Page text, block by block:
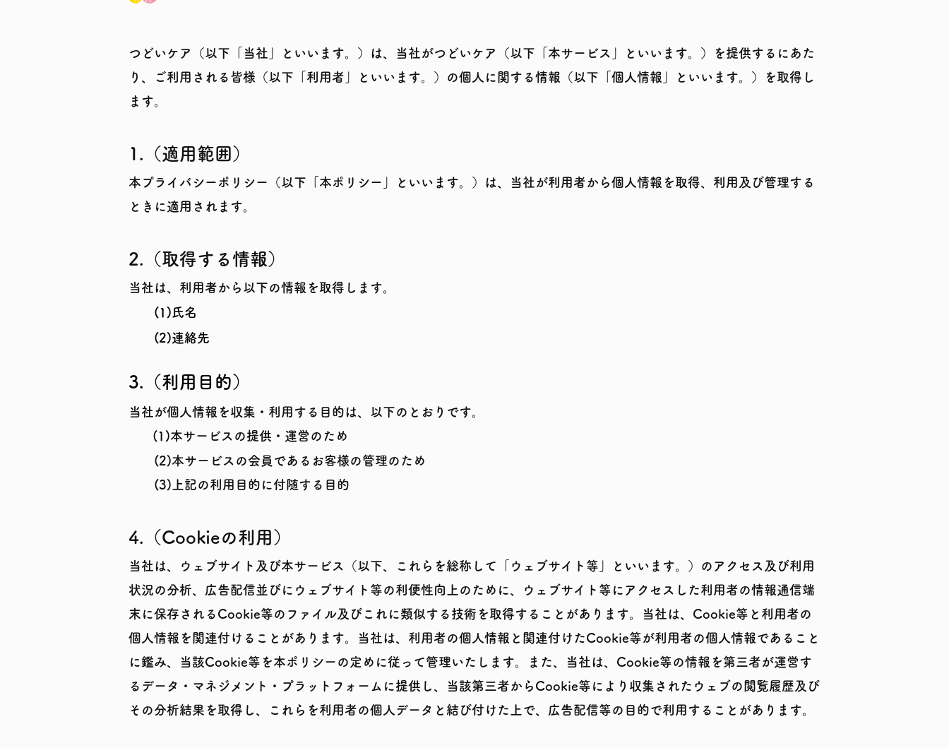
つどいケア（以下「当社」といいます。）は、当社がつどいケア（以下「本サービス」といいます。）を提供するにあた
り、ご利用される皆様（以下「利用者」といいます。）の個人に関する情報（以下「個人情報」といいます。）を取得し
ます。
1.（適用範囲）
本プライバシーポリシー（以下「本ポリシー」といいます。）は、当社が利用者から個人情報を取得、利用及び管理する
ときに適用されます。
2.（取得する情報）
当社は、利用者から以下の情報を取得します。
(1)氏名
(2)連絡先
3. （利用目的）
当社が個人情報を収集・利用する目的は、以下のとおりです。
(1)本サービスの提供・運営のため
(2)本サービスの会員であるお客様の管理のため
(3) 上記の利用目的に付随する目的
4.（Cookieの利用）
当社は、ウェブサイト及び本サービス（以下、これらを総称して「ウェブサイト等」といいます。）のアクセス及び利用
状況の分析、広告配信並びにウェブサイト等の利便性向上のために、ウェブサイト等にアクセスした利用者の情報通信端
末に保存されるCookie等のファイル及びこれに類似する技術を取得することがあります。当社は、Cookie等と利用者の
個人情報を関連付けることがあります。当社は、利用者の個人情報と関連付けたCookie等が利用者の個人情報であること
に鑑み、当該Cookie等を本ポリシーの定めに従って管理いたします。また、当社は、Cookie等の情報を第三者が運営す
るデータ・マネジメント・プラットフォームに提供し、当該第三者からCookie等により収集されたウェブの閲覧履歴及び
その分析結果を取得し、これらを利用者の個人データと結び付けた上で、広告配信等の目的で利用することがあります。